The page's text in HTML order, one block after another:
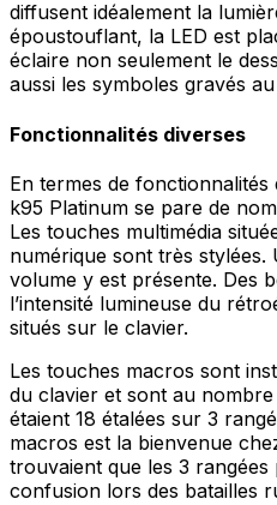
diffusent idéalement la
époustouflant, la LED est
éclaire non seulement le
aussi les symboles gravés
Fonctionnalités diverses
En termes de
k95 Platinum se pare de
Les touches multimédia
numérique sont très stylées.
volume y est présente. Des
l’intensité lumineuse du
situés sur le clavier.
Les touches macros sont
du clavier et sont au
étaient 18 étalées sur 3
macros est la bienvenue
trouvaient que les 3
confusion lors des batailles